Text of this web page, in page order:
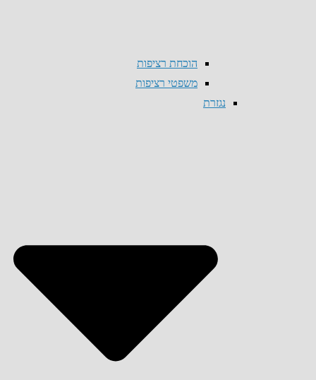
הוכחת רציפות
משפטי רציפות
נגזרת